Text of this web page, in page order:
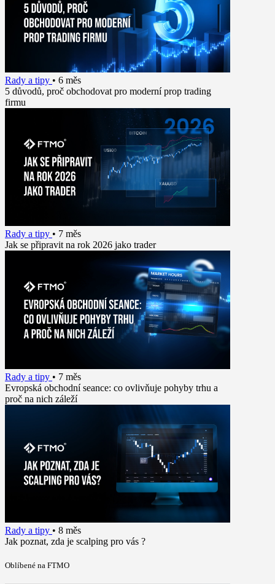
Rady a tipy • 6 měs
5 důvodů, proč obchodovat pro moderní prop trading
firmu
Rady a tipy • 7 měs
Jak se připravit na rok 2026 jako trader
Rady a tipy • 7 měs
Evropská obchodní seance: co ovlivňuje pohyby trhu a
proč na nich záleží
Rady a tipy • 8 měs
Jak poznat, zda je scalping pro vás ?
Oblíbené na FTMO